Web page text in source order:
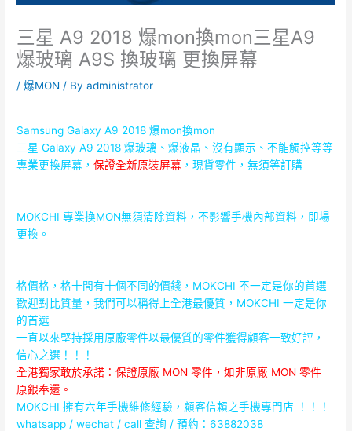
三星 A9 2018 爆mon換mon三星A9
爆玻璃 A9S 換玻璃 更換屏幕
/爆MON / Byadministrator
Samsung Galaxy A9 2018 爆mon換mon
三星 Galaxy A9 2018 爆玻璃、爆液晶、沒有顯示、不能觸控等等
專業更換屏幕，保證全新原裝屏幕 ，現貨零件，無須等訂購
MOKCHI 專業換MON無須清除資料，不影響手機內部資料， 即場
更換。
格價格，格十間有十個不同的價錢，MOKCHI 不一定是你的首選
歡迎對比質量，我們可以稱得上全港最優質，MOKCHI 一定是你
的首選
一直以來堅持採用原廠零件以最優質的零件獲得顧客一致好評，
信心之選！！！
全港獨家敢於承諾：保證原廠 MON 零件，如非原廠 MON 零件
原銀奉還。
MOKCHI 擁有六年手機維修經驗，顧客信賴之手機專門店 ！！！
whatsapp / wechat / call查詢 / 預約：63882038